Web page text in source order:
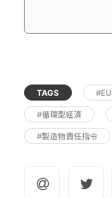
TAGS #EU
#循環型経済
#製造物責任指令